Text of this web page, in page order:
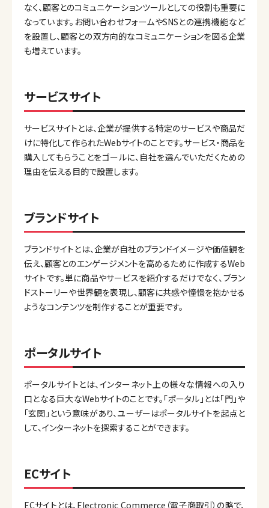
なく、顧客とのコミュニケーションツールとしての役割も重要に
なっています。お問い合わせフォームやSNSとの連携機能など
を設置し、顧客との双方向的なコミュニケーションを図る企業
も増えています。
サービスサイト
サービスサイトとは、企業が提供する特定のサービスや商品だ
けに特化して作られたWebサイトのことです。サービス・商品を
購入してもらうことをゴールに、自社を選んでいただくための
理由を伝える目的で設置します。
ブランドサイト
ブランドサイトとは、企業が自社のブランドイメージや価値観を
伝え、顧客とのエンゲージメントを高めるために作成するWeb
サイトです。単に商品やサービスを紹介するだけでなく、ブラン
ドストーリーや世界観を表現し、顧客に共感や憧憬を抱かせる
ようなコンテンツを制作することが重要です。
ポータルサイト
ポータルサイトとは、インターネット上の様々な情報への入り
口となる巨大なWebサイトのことです。「ポータル」とは「門」や
「玄関」という意味があり、ユーザーはポータルサイトを起点と
して、インターネットを探索することができます。
ECサイト
ECサイトとは、Electronic Commerce（電子商取引）の略で、